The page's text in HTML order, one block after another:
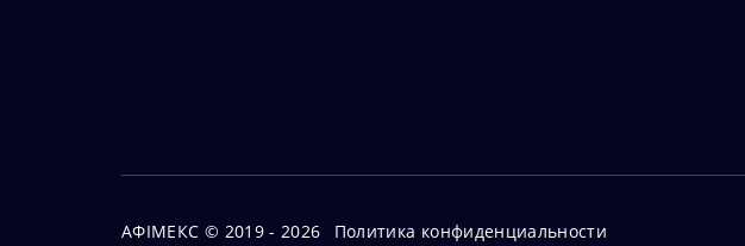
АФІМЕКС © 2019 - 2026 Политика конфиденциальности